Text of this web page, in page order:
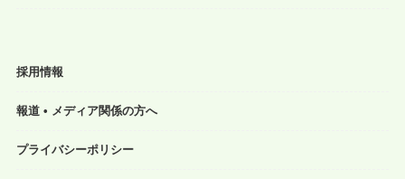
採用情報
報道 • メディア関係の方へ
プライバシーポリシー